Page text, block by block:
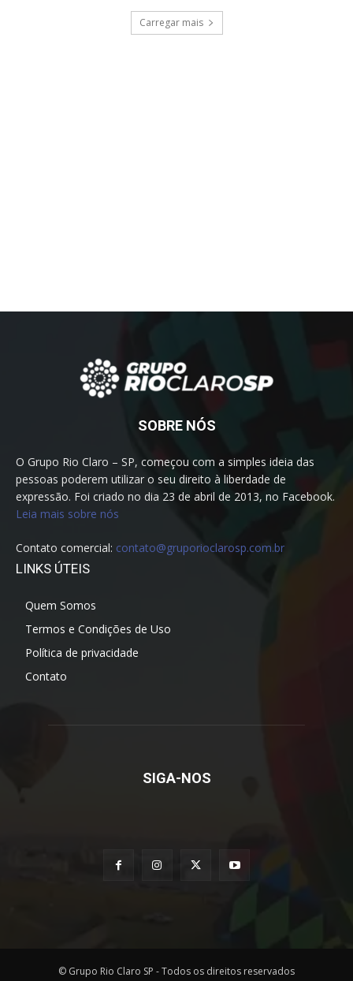
Carregar mais
SOBRE NÓS
O Grupo Rio Claro – SP, começou com a simples ideia das
pessoas poderem utilizar o seu direito à liberdade de
expressão. Foi criado no dia 23 de abril de 2013, no Facebook.
Leia mais sobre nós
Contato comercial: contato@gruporioclarosp.com.br
LINKS ÚTEIS
Quem Somos
Termos e Condições de Uso
Política de privacidade
Contato
SIGA-NOS
© Grupo Rio Claro SP - Todos os direitos reservados